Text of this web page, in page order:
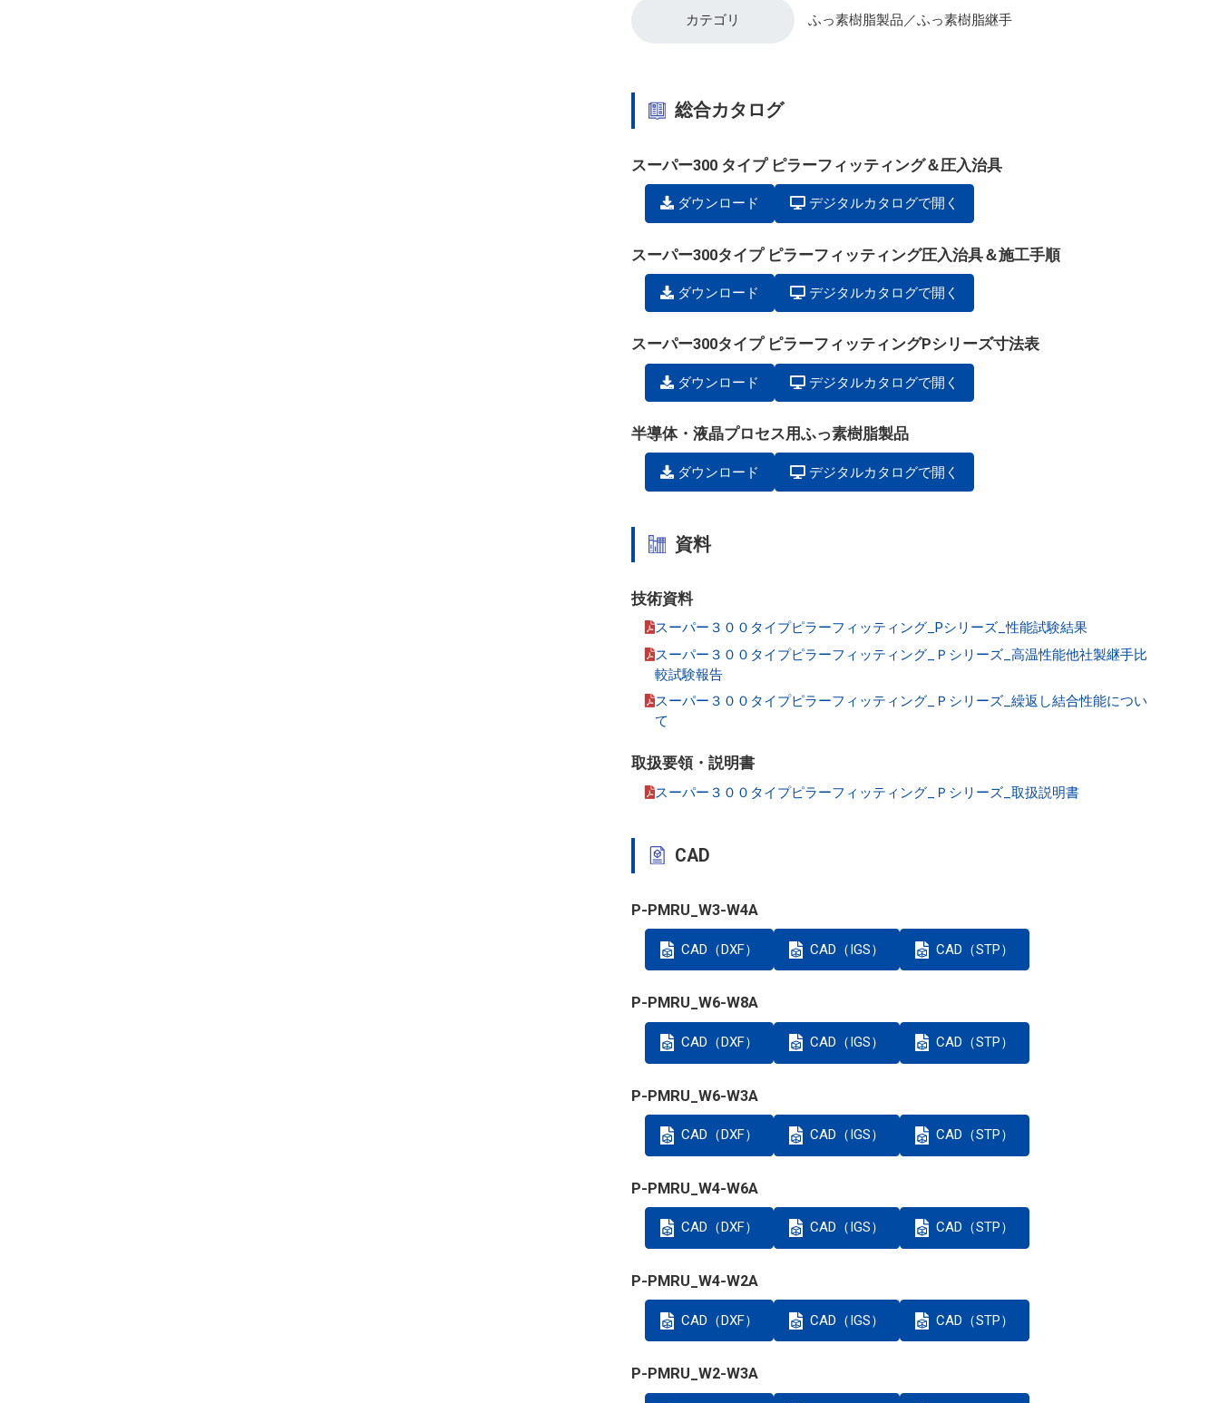
カテゴリ ふっ素樹脂製品／ふっ素樹脂継手
総合カタログ
スーパー300 タイプ ピラーフィッティング＆圧入治具
ダウンロード デジタルカタログで開く
スーパー300タイプ ピラーフィッティング圧入治具＆施工手順
ダウンロード デジタルカタログで開く
スーパー300タイプ ピラーフィッティングPシリーズ寸法表
ダウンロード デジタルカタログで開く
半導体・液晶プロセス用ふっ素樹脂製品
ダウンロード デジタルカタログで開く
資料
技術資料
スーパー３００タイプピラーフィッティング_Pシリーズ_性能試験結果
スーパー３００タイプピラーフィッティング_Ｐシリーズ_高温性能他社製継手比
較試験報告
スーパー３００タイプピラーフィッティング_Ｐシリーズ_繰返し結合性能につい
て
取扱要領・説明書
スーパー３００タイプピラーフィッティング_Ｐシリーズ_取扱説明書
CAD
P-PMRU_W3-W4A
CAD（DXF） CAD（IGS） CAD（STP）
P-PMRU_W6-W8A
CAD（DXF） CAD（IGS） CAD（STP）
P-PMRU_W6-W3A
CAD（DXF） CAD（IGS） CAD（STP）
P-PMRU_W4-W6A
CAD（DXF） CAD（IGS） CAD（STP）
P-PMRU_W4-W2A
CAD（DXF） CAD（IGS） CAD（STP）
P-PMRU_W2-W3A